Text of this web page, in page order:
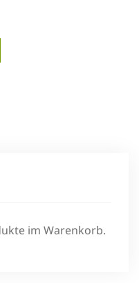
im Warenkorb.